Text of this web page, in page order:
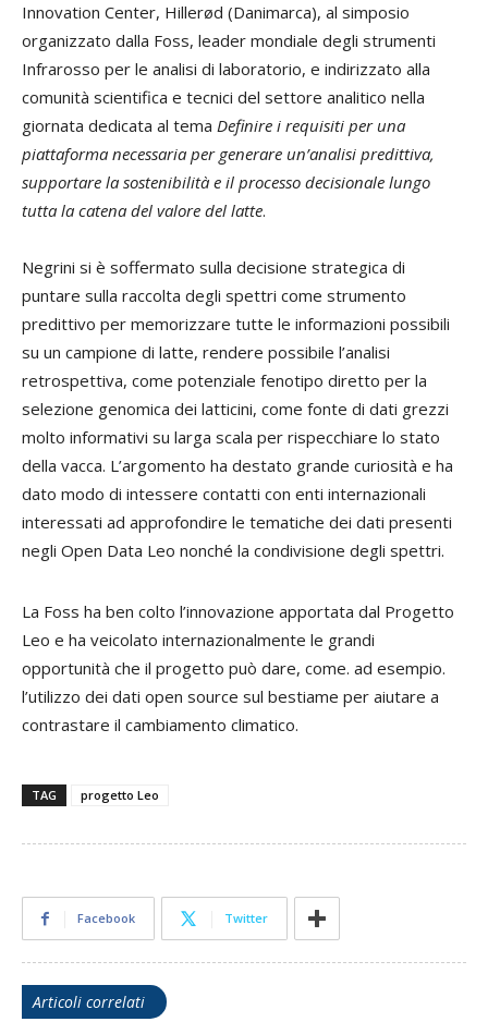
Innovation Center, Hillerød (Danimarca), al simposio
organizzato dalla Foss, leader mondiale degli strumenti
Infrarosso per le analisi di laboratorio, e indirizzato alla
comunità scientifica e tecnici del settore analitico nella
giornata dedicata al tema Definire i requisiti per una
piattaforma necessaria per generare un’analisi predittiva,
supportare la sostenibilità e il processo decisionale lungo
tutta la catena del valore del latte.
Negrini si è soffermato sulla decisione strategica di
puntare sulla raccolta degli spettri come strumento
predittivo per memorizzare tutte le informazioni possibili
su un campione di latte, rendere possibile l’analisi
retrospettiva, come potenziale fenotipo diretto per la
selezione genomica dei latticini, come fonte di dati grezzi
molto informativi su larga scala per rispecchiare lo stato
della vacca. L’argomento ha destato grande curiosità e ha
dato modo di intessere contatti con enti internazionali
interessati ad approfondire le tematiche dei dati presenti
negli Open Data Leo nonché la condivisione degli spettri.
La Foss ha ben colto l’innovazione apportata dal Progetto
Leo e ha veicolato internazionalmente le grandi
opportunità che il progetto può dare, come. ad esempio.
l’utilizzo dei dati open source sul bestiame per aiutare a
contrastare il cambiamento climatico.
TAG progetto Leo
Facebook Twitter
Articoli correlati